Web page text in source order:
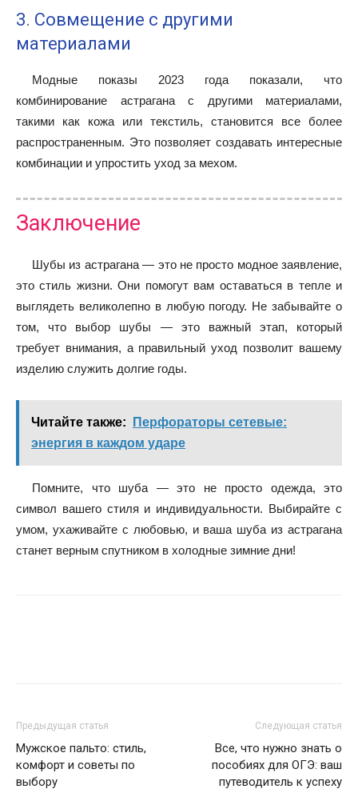
3. Совмещение с другими
материалами
Модные показы 2023 года показали, что
комбинирование астрагана с другими материалами,
такими как кожа или текстиль, становится все более
распространенным. Это позволяет создавать интересные
комбинации и упростить уход за мехом.
Заключение
Шубы из астрагана — это не просто модное заявление,
это стиль жизни. Они помогут вам оставаться в тепле и
выглядеть великолепно в любую погоду. Не забывайте о
том, что выбор шубы — это важный этап, который
требует внимания, а правильный уход позволит вашему
изделию служить долгие годы.
Читайте также:
Перфораторы сетевые:
энергия в каждом ударе
Помните, что шуба — это не просто одежда, это
символ вашего стиля и индивидуальности. Выбирайте с
умом, ухаживайте с любовью, и ваша шуба из астрагана
станет верным спутником в холодные зимние дни!
Предыдущая статья
Мужское пальто: стиль,
комфорт и советы по
выбору
Следующая статья
Все, что нужно знать о
пособиях для ОГЭ: ваш
путеводитель к успеху